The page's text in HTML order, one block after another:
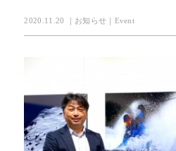
2020.11.20 ｜お知らせ｜Event
Facility 館内